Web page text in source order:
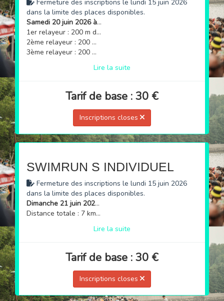
Fermeture des inscriptions le lundi 15 juin 2026
dans la limite des places disponibles.
Samedi 20 juin 2026 à 18h30
1er relayeur : 200 m de natation → 1,5 km de course à pied
2ème relayeur : 200 m de natation → 1,5 km de course à pied
3ème relayeur : 200 m de natation → 1,5 km de course à pied
Lire la suite
Tarif de base : 30 €
Inscriptions closes
SWIMRUN S INDIVIDUEL
Fermeture des inscriptions le lundi 15 juin 2026
dans la limite des places disponibles.
Dimanche 21 juin 2026 à 15h
Distance totale : 7 km (natation + course à pied)
Lire la suite
Tarif de base : 30 €
Inscriptions closes